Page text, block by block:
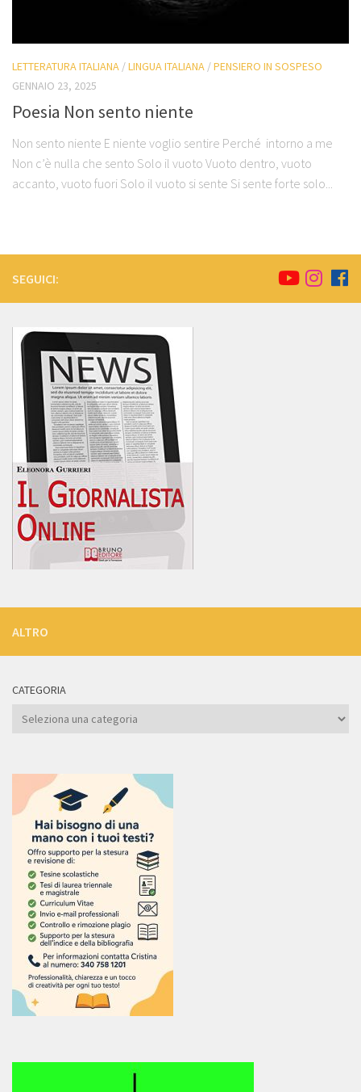
LETTERATURA ITALIANA /LINGUA ITALIANA /PENSIERO IN SOSPESO
GENNAIO 23, 2025
Poesia Non sento niente
Non sento niente E niente voglio sentire Perché intorno a me
Non c’è nulla che sento Solo il vuoto Vuoto dentro, vuoto
accanto, vuoto fuori Solo il vuoto si sente Si sente forte solo...
SEGUICI:
ALTRO
CATEGORIA
Categoria